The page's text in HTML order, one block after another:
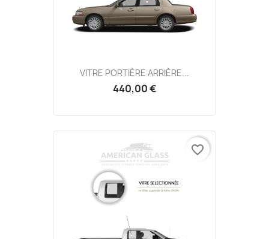
VITRE PORTIÈRE ARRIÈRE...
440,00 €
favorite_border